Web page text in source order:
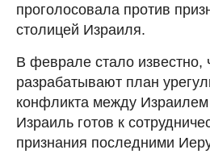
проголосовала против
столицей Израиля.
В феврале стало
разрабатывают план
конфликта между
Израиль готов к
признания последними